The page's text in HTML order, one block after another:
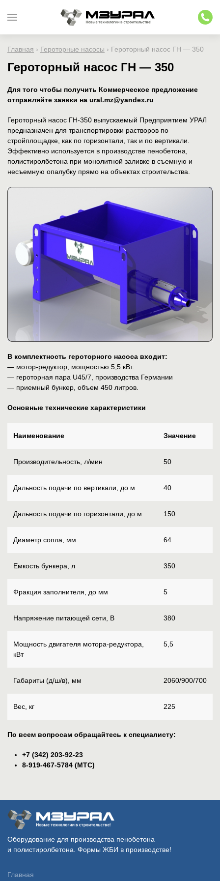
Главная › Героторные насосы › Героторный насос ГН — 350
Героторный насос ГН — 350
Для того чтобы получить Коммерческое предложение
отправляйте заявки на ural.mz@yandex.ru
Героторный насос ГН-350 выпускаемый Предприятием УРАЛ
предназначен для транспортировки растворов по
стройплощадке, как по горизонтали, так и по вертикали.
Эффективно используется в производстве пенобетона,
полистиролбетона при монолитной заливке в съемную и
несъемную опалубку прямо на объектах строительства.
В комплектность героторного насоса входит:
— мотор-редуктор, мощностью 5,5 кВт.
— героторная пара U45/7, производства Германии
— приемный бункер, объем 450 литров.
Основные технические характеристики
Наименование Значение
Производительность, л/мин 50
Дальность подачи по вертикали, до м 40
Дальность подачи по горизонтали, до м 150
Диаметр сопла, мм 64
Емкость бункера, л 350
Фракция заполнителя, до мм 5
Напряжение питающей сети, В 380
Мощность двигателя мотора-редуктора,
кВт
5,5
Габариты (д/ш/в), мм 2060/900/700
Вес, кг 225
По всем вопросам обращайтесь к специалисту:
+7 (342) 203-92-23
8-919-467-5784 (МТС)
Оборудование для производства пенобетона
и полистиролбетона. Формы ЖБИ в производстве!
Главная